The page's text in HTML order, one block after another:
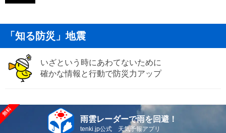
「知る防災」地震
いざという時にあわてないために
確かな情報と行動で防災力アップ
雨雲レーダーで雨を回避！
tenki.jp公式 天気予報アプリ